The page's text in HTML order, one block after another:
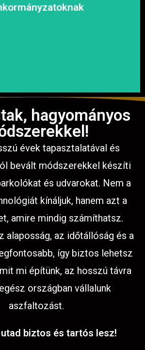
a hosszú távú és fenntartható
hagyományos
évek tapasztalatával és
bevált módszerekkel készíti
és udvarokat. Nem a
kínáljuk, hanem azt a
amire mindig számíthatsz.
alaposság, az időtállóság és a
így biztos lehetsz
mi építünk, az hosszú távra
országban vállalunk
aszfaltozást.
biztos és tartós lesz!